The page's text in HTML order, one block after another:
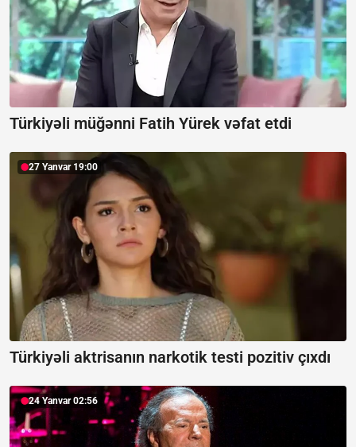
Türkiyəli müğənni Fatih Yürek vəfat etdi
27 Yanvar 19:00
Türkiyəli aktrisanın narkotik testi pozitiv çıxdı
24 Yanvar 02:56